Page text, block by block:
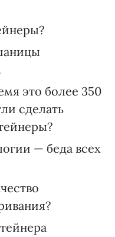
это более 350
сделать
— беда всех